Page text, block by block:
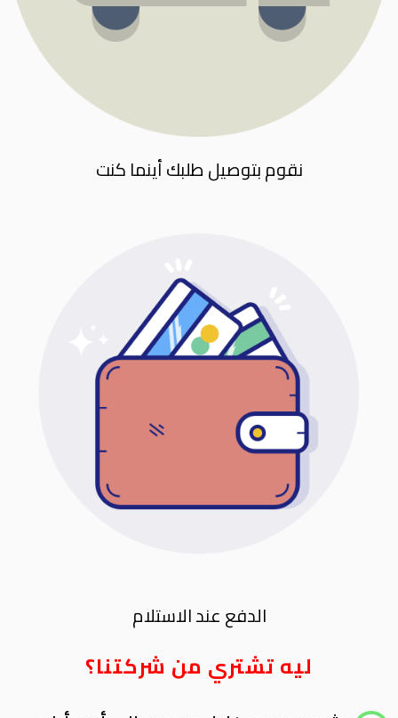
نقوم بتوصيل طلبك أينما كنت
الدفع عند الاستلام
ليه تشتري من شركتنا؟